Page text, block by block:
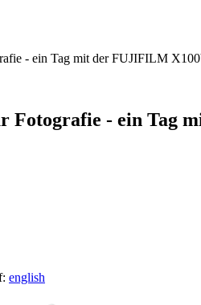
- ein Tag mit der FUJIFILM
Fotografie - ein Tag
english